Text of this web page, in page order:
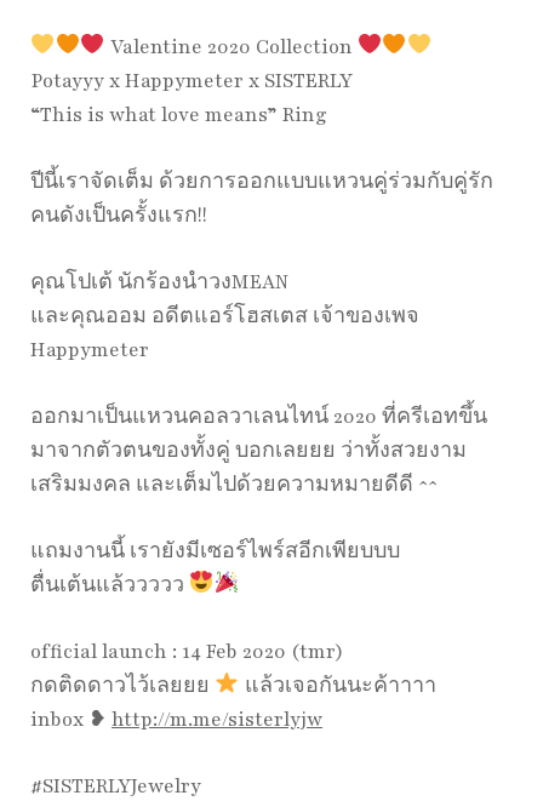
Valentine 2020 Collection
Potayyy x Happymeter x SISTERLY
“This is what love means” Ring
ปีนี้เราจัดเต็ม ด้วยการออกแบบแหวนคู่ร่วมกับคู่รัก
คนดังเป็นครั้งแรก!!
คุณโปเต้ นักร้องนำวงMEAN
และคุณออม อดีตแอร์โฮสเตส เจ้าของเพจ
Happymeter
ออกมาเป็นแหวนคอลวาเลนไทน์ 2020 ที่ครีเอทขึ้น
มาจากตัวตนของทั้งคู่ บอกเลยยย ว่าทั้งสวยงาม
เสริมมงคล และเต็มไปด้วยความหมายดีดี ^^
แถมงานนี้ เรายังมีเซอร์ไพร์สอีกเพียบบบ
ตื่นเต้นแล้ววววว
official launch : 14 Feb 2020 (tmr)
กดติดดาวไว้เลยยย
แล้วเจอกันนะค้าาาา
inbox ❥ http://m.me/sisterlyjw
#SISTERLYJewelry